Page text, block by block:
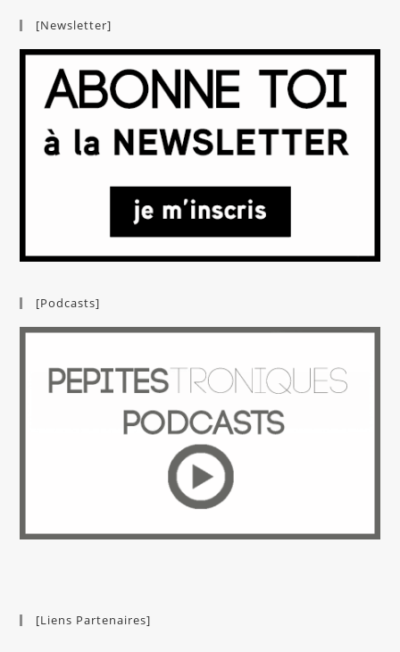
[Newsletter]
[Podcasts]
[Liens Partenaires]